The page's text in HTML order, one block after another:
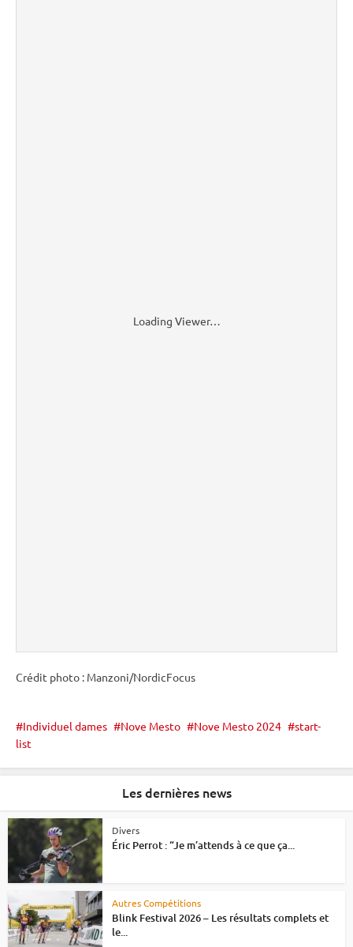
Loading Viewer…
Crédit photo : Manzoni/NordicFocus
Individuel dames Nove Mesto Nove Mesto 2024
start-
list
Les dernières news
Divers
Éric Perrot : “Je m’attends à ce que ça...
Autres Compétitions
Blink Festival 2026 – Les résultats complets et
le...